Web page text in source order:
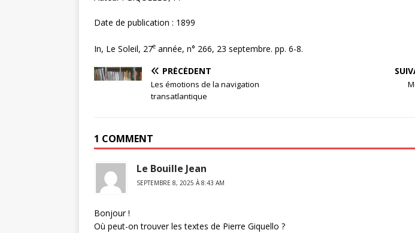
Date de publication : 1899
In, Le Soleil, 27e année, n° 266, 23 septembre. pp. 6-8.
PRÉCÉDENT
Les émotions de la navigation
transatlantique
1 COMMENT
Le Bouille Jean
SEPTEMBRE 8, 2025 À 8:43 AM
Bonjour !
Où peut-on trouver les textes de Pierre Giquello ?